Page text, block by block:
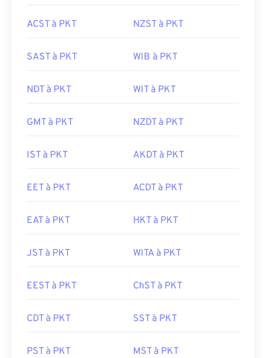
ACST à PKT NZST à PKT
SAST à PKT WIB à PKT
NDT à PKT WIT à PKT
GMT à PKT NZDT à PKT
IST à PKT AKDT à PKT
EET à PKT ACDT à PKT
EAT à PKT HKT à PKT
JST à PKT WITA à PKT
EEST à PKT ChST à PKT
CDT à PKT SST à PKT
PST à PKT MST à PKT